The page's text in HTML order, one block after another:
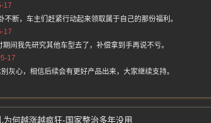
17
断，车主们赶紧行动起来领取属于自己的那份福利。
17
间我先研究其他车型去了，补偿拿到手再说不亏。
17
灰心，相信后续会有更好产品出来，大家继续支持。
何越涨越疯狂-国家整治多年没用